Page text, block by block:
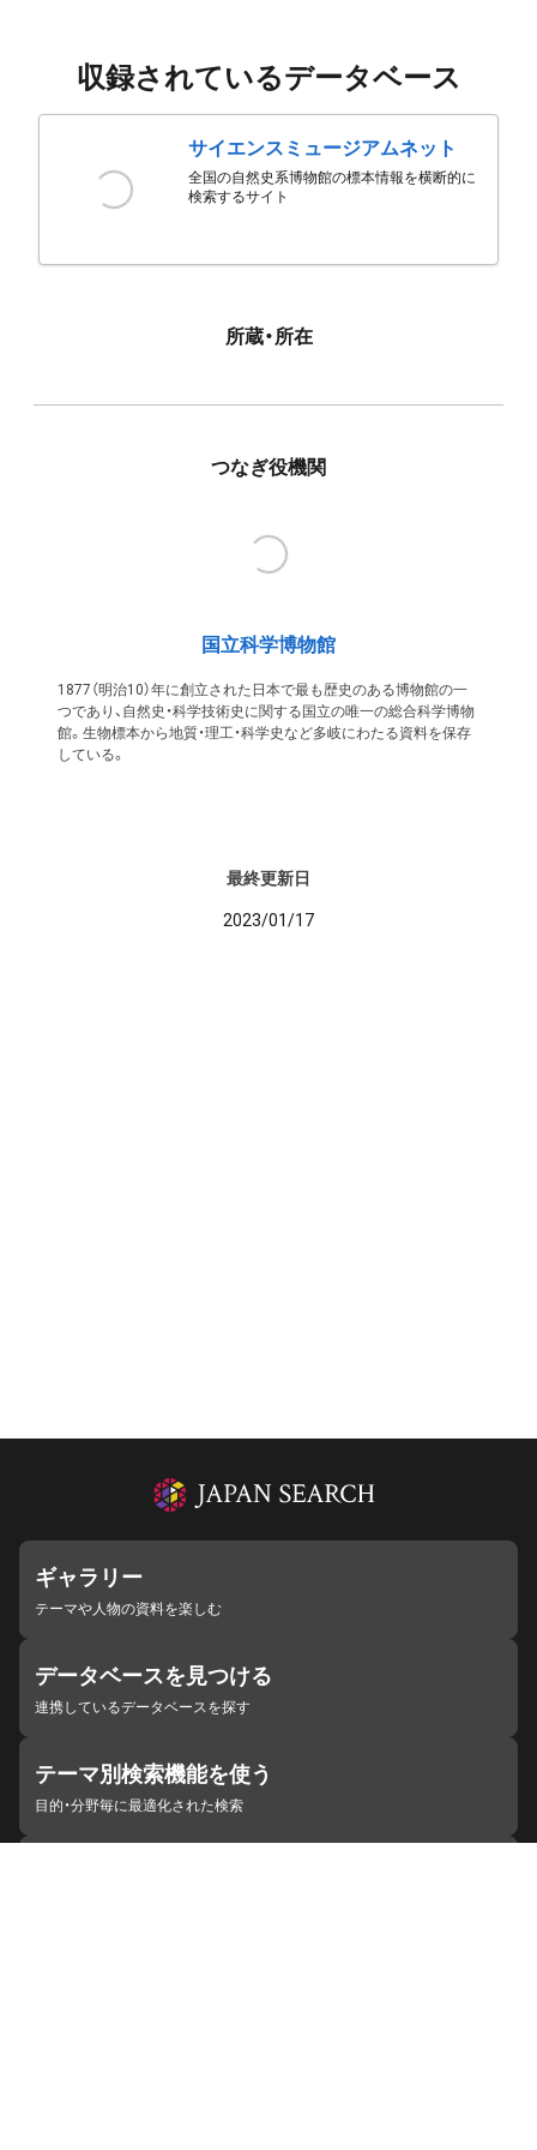
収録されているデータベース
サイエンスミュージアムネット
全国の自然史系博物館の標本情報を横断的に
検索するサイト
所蔵・所在
つなぎ役機関
国立科学博物館
1877（明治10）年に創立された日本で最も歴史のある博物館の一
つであり、自然史・科学技術史に関する国立の唯一の総合科学博物
館。生物標本から地質・理工・科学史など多岐にわたる資料を保存
している。
最終更新日
2023/01/17
ギャラリー
テーマや人物の資料を楽しむ
データベースを見つける
連携しているデータベースを探す
テーマ別検索機能を使う
目的・分野毎に最適化された検索